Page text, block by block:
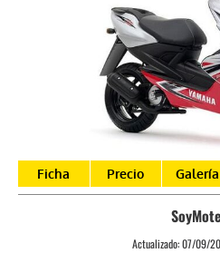
Ficha Precio Galería
Actualizado:07/09/